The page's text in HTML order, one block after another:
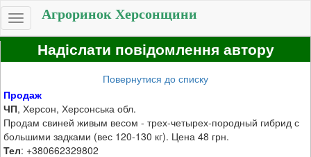
Toggle
navigation
Агроринок Херсонщини
Надіслати повідомлення автору
Повернутися до списку
Продаж
ЧП, Херсон, Херсонська обл.
Продам свиней живым весом - трех-четырех-породный гибрид с
большими задками (вес 120-130 кг). Цена 48 грн.
Тел: +380662329802